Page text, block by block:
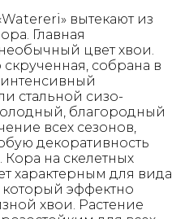
вытекают из
Главная
цвет хвои.
собрана в
стальной сизо-
благородный
всех сезонов,
декоративность
на скелетных
характерным для вида
который эффектно
хвои. Растение